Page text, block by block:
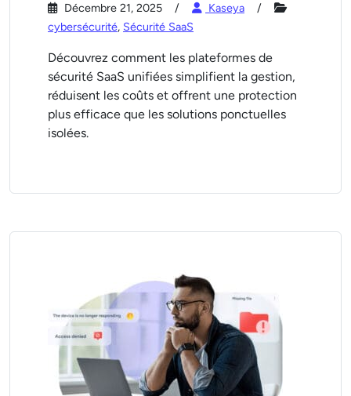
Décembre 21, 2025
Kaseya
cybersécurité, Sécurité SaaS
Découvrez comment les plateformes de
sécurité SaaS unifiées simplifient la gestion,
réduisent les coûts et offrent une protection
plus efficace que les solutions ponctuelles
isolées.